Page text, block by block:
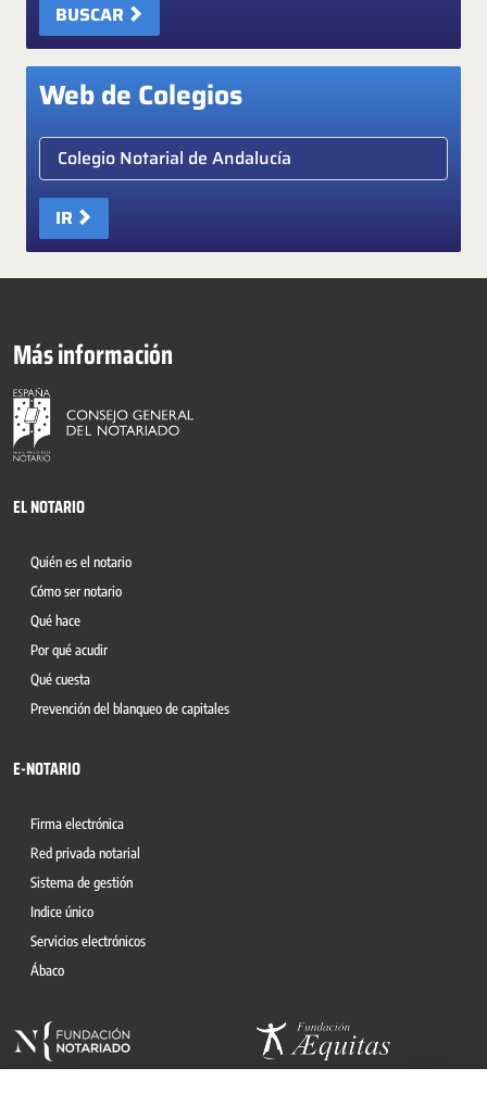
BUSCAR
Web de Colegios
Elige colegio notarial
IR
Más información
EL NOTARIO
Quién es el notario
Cómo ser notario
Qué hace
Por qué acudir
Qué cuesta
Prevención del blanqueo de capitales
E-NOTARIO
Firma electrónica
Red privada notarial
Sistema de gestión
Indice único
Servicios electrónicos
Ábaco